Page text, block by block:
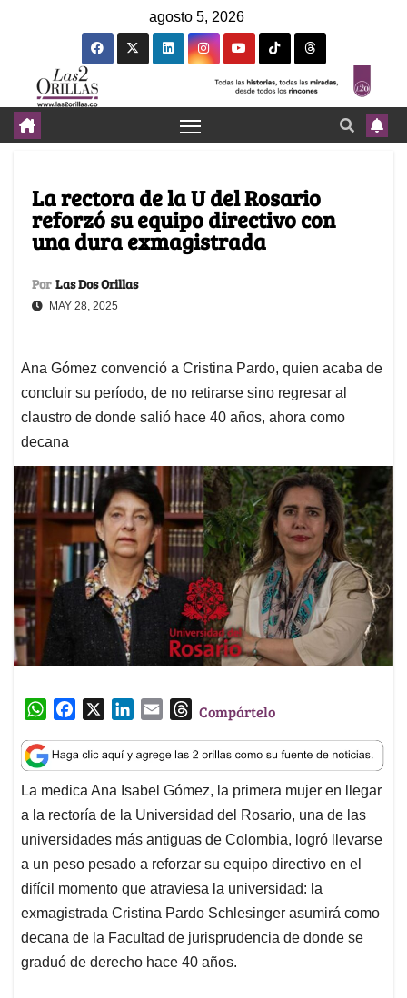
agosto 5, 2026
La rectora de la U del Rosario
reforzó su equipo directivo con
una dura exmagistrada
Por Las Dos Orillas
MAY 28, 2025
Ana Gómez convenció a Cristina Pardo, quien acaba de
concluir su período, de no retirarse sino regresar al
claustro de donde salió hace 40 años, ahora como
decana
W
a
t
s
A
p
p
c
e
b
o
o
k
n
k
e
d
I
n
a
i
l
T
r
e
a
d
s
Compártelo
La medica Ana Isabel Gómez, la primera mujer en llegar
a la rectoría de la Universidad del Rosario, una de las
universidades más antiguas de Colombia, logró llevarse
a un peso pesado a reforzar su equipo directivo en el
difícil momento que atraviesa la universidad: la
exmagistrada Cristina Pardo Schlesinger asumirá como
decana de la Facultad de jurisprudencia de donde se
graduó de derecho hace 40 años.